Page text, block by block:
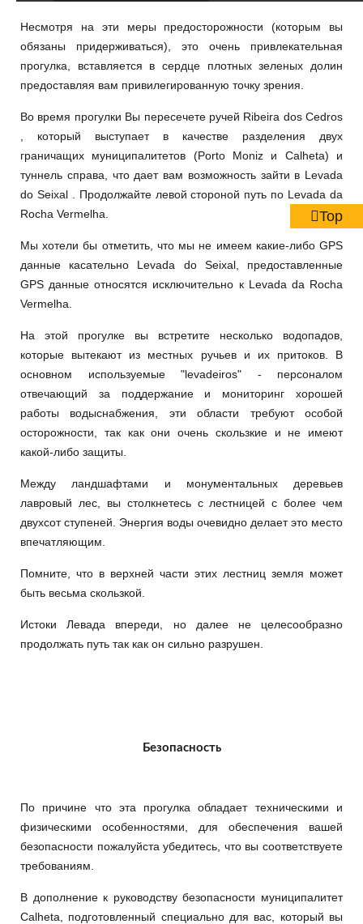
Несмотря на эти меры предосторожности (которым вы
обязаны придерживаться), это очень привлекательная
прогулка, вставляется в сердце плотных зеленых долин
предоставляя вам привилегированную точку зрения.
Во время прогулки Вы пересечете ручей Ribeira dos Cedros
, который выступает в качестве разделения двух
граничащих муниципалитетов (Porto Moniz и Calheta) и
туннель справа, что дает вам возможность зайти в Levada
do Seixal . Продолжайте левой стороной путь по Levada da
Rocha Vermelha.
Мы хотели бы отметить, что мы не имеем какие-либо GPS
данные касательно Levada do Seixal, предоставленные
GPS данные относятся исключительно к Levada da Rocha
Vermelha.
На этой прогулке вы встретите несколько водопадов,
которые вытекают из местных ручьев и их притоков. В
основном используемые "levadeiros" - персоналом
отвечающий за поддержание и мониторинг хорошей
работы водыснабжения, эти области требуют особой
осторожности, так как они очень скользкие и не имеют
какой-либо защиты.
Между ландшафтами и монументальных деревьев
лавровый лес, вы столкнетесь с лестницей с более чем
двухсот ступеней. Энергия воды очевидно делает это место
впечатляющим.
Помните, что в верхней части этих лестниц земля может
быть весьма скользкой.
Истоки Левада впереди, но далее не целесообразно
продолжать путь так как он сильно разрушен.
Безопасность
По причине что эта прогулка обладает техническими и
физическими особенностями, для обеспечения вашей
безопасности пожалуйста убедитесь, что вы соответствуете
требованиям.
В дополнение к руководству безопасности муниципалитет
Calheta, подготовленный специально для вас, который вы
Top